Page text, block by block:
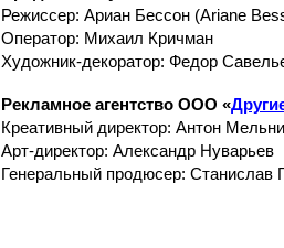
Режиссер: Ариан Бессон (Ariane
Оператор: Михаил Кричман
Художник-декоратор: Федор
Рекламное агентство ООО «
Креативный директор: Антон
Арт-директор: Александр Нуварьев
Генеральный продюсер: Станислав